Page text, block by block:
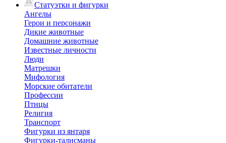
Статуэтки и фигурки
Ангелы
Герои и персонажи
Дикие животные
Домашние животные
Известные личности
Люди
Матрешки
Мифология
Морские обитатели
Профессии
Птицы
Религия
Транспорт
Фигурки из янтаря
Фигурки-талисманы